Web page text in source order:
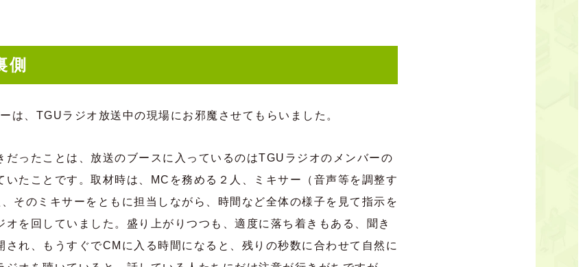
側
は、TGUラジオ放送中の現場にお邪魔させてもらいました。
だったことは、放送のブースに入っているのはTGUラジオのメンバーの
いたことです。取材時は、MCを務める２人、ミキサー（音声等を調整す
そのミキサーをともに担当しながら、時間など全体の様子を見て指示を
オを回していました。盛り上がりつつも、適度に落ち着きもある、聞き
され、もうすぐでCMに入る時間になると、残りの秒数に合わせて自然に